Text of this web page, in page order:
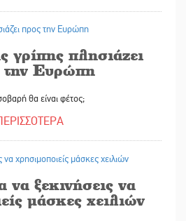
γρίπης πλησιάζει
την Ευρώπη
θα είναι φέτος;
να ξεκινήσεις να
μάσκες χειλιών